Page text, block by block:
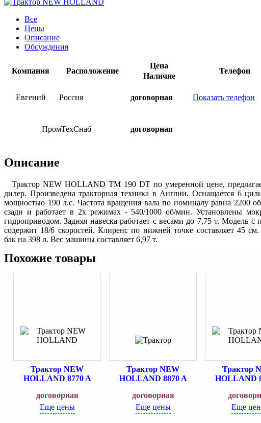
Все
Цены
Описание
Обсуждения
Компания Расположение
Цена
Наличие
Телефон
Евгений Россия договорная Показать телефон
ПромТехСнаб договорная
Описание
Трактор NEW HOLLAND TM 190 DT по умеренной цене,
дилер. Произведена тракторная техника в Англии. Оснащается 6
мощностью 190 л.с. Частота вращения вала по номиналу равна 2200
сзади и работает в 2х режимах - 540/1000 об/мин. Установлены
гидроприводом. Задняя навеска работает с весами до 7,75 т. Модель
содержит 18/6 скоростей. Клиренс по нижней точке составляет 45
бак на 398 л. Вес машины составляет 6,97 т.
Похожие товары
Трактор NEW
HOLLAND 8770 A
договорная
Еще цены
Трактор NEW
HOLLAND 8870 A
договорная
Еще цены
Трактор
HOLLAND
Еще